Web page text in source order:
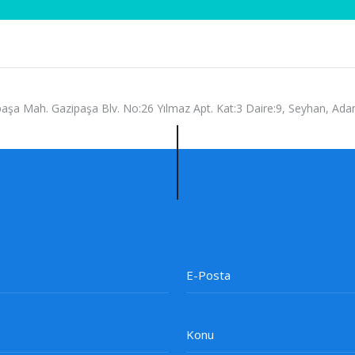
Mah. Gazipaşa Blv. No:26 Yılmaz Apt. Kat:3 Daire:9, Seyhan,
E-Posta
Konu